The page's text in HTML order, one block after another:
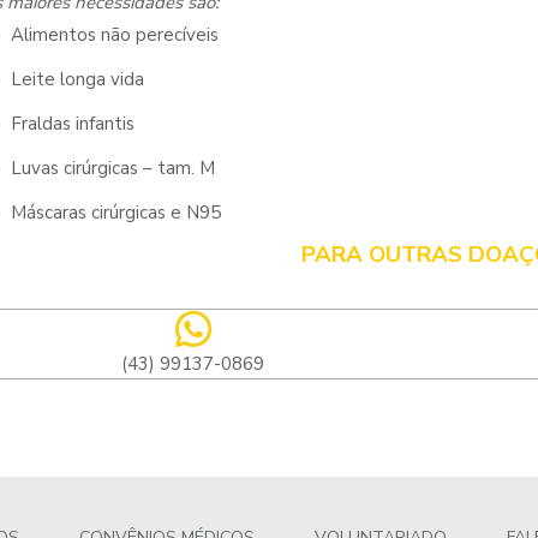
Alimentos não perecíveis
Leite longa vida
Fraldas infantis
Luvas cirúrgicas – tam. M
Máscaras cirúrgicas e N95
PARA OUTRAS
(43) 99137-0869